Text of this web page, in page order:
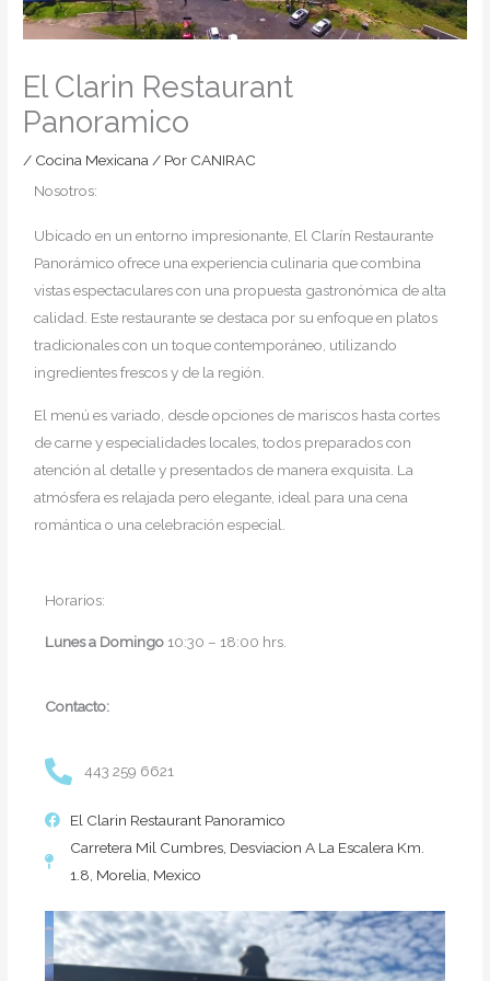
El Clarin Restaurant
Panoramico
/ Cocina Mexicana/ Por CANIRAC
Nosotros:
Ubicado en un entorno impresionante, El Clarín Restaurante
Panorámico ofrece una experiencia culinaria que combina
vistas espectaculares con una propuesta gastronómica de alta
calidad. Este restaurante se destaca por su enfoque en platos
tradicionales con un toque contemporáneo, utilizando
ingredientes frescos y de la región.
El menú es variado, desde opciones de mariscos hasta cortes
de carne y especialidades locales, todos preparados con
atención al detalle y presentados de manera exquisita. La
atmósfera es relajada pero elegante, ideal para una cena
romántica o una celebración especial.
Horarios:
Lunes a Domingo 10:30 – 18:00 hrs.
Contacto:
443 259 6621
El Clarin Restaurant Panoramico
Carretera Mil Cumbres, Desviacion A La Escalera Km.
1.8, Morelia, Mexico